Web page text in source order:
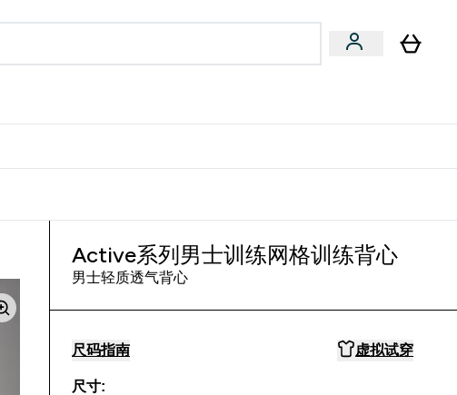
Active系列男士训练网格训练背心
男士轻质透气背心
尺码指南 虚拟试穿
尺寸: